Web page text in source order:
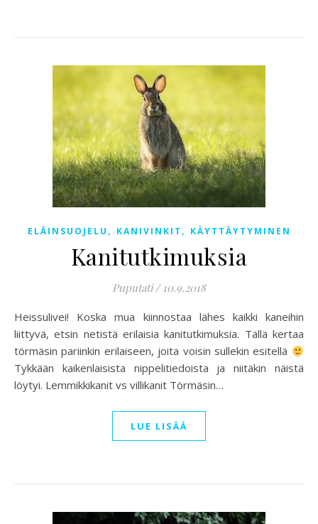
ELÄINSUOJELU , KANIVINKIT , KÄYTTÄYTYMINEN
Kanitutkimuksia
Puputati / 10.9.2018
Heissulivei! Koska mua kiinnostaa lähes kaikki kaneihin
liittyvä, etsin netistä erilaisia kanitutkimuksia. Tällä kertaa
törmäsin pariinkin erilaiseen, joita voisin sullekin esitellä
Tykkään kaikenlaisista nippelitiedoista ja niitäkin näistä
löytyi. Lemmikkikanit vs villikanit Törmäsin…
LUE LISÄÄ